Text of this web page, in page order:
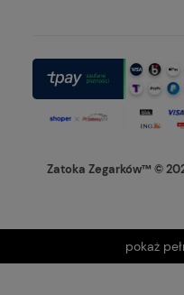
Zatoka Zegarków™ ©
pokaż